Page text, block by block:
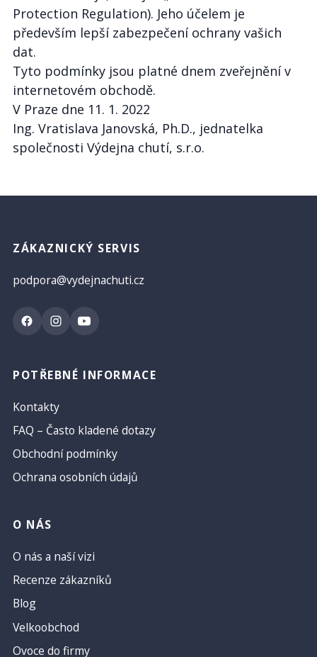
Protection Regulation). Jeho účelem je
především lepší zabezpečení ochrany vašich
dat.
Tyto podmínky jsou platné dnem zveřejnění v
internetovém obchodě.
V Praze dne 11. 1. 2022
Ing. Vratislava Janovská, Ph.D., jednatelka
společnosti Výdejna chutí, s.r.o.
ZÁKAZNICKÝ SERVIS
podpora@vydejnachuti.cz
POTŘEBNÉ INFORMACE
Kontakty
FAQ – Často kladené dotazy
Obchodní podmínky
Ochrana osobních údajů
O NÁS
O nás a naší vizi
Recenze zákazníků
Blog
Velkoobchod
Ovoce do firmy